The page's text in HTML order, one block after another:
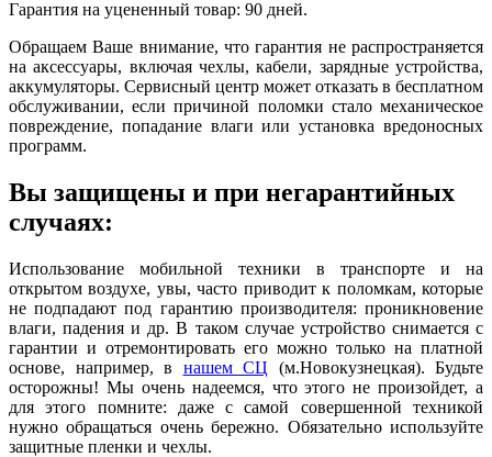
Гарантия на уцененный товар: 90 дней.
Обращаем Ваше внимание, что гарантия не распространяется
на аксессуары, включая чехлы, кабели, зарядные устройства,
аккумуляторы. Сервисный центр может отказать в бесплатном
обслуживании, если причиной поломки стало механическое
повреждение, попадание влаги или установка вредоносных
программ.
Вы защищены и при негарантийных
случаях:
Использование мобильной техники в транспорте и на
открытом воздухе, увы, часто приводит к поломкам, которые
не подпадают под гарантию производителя: проникновение
влаги, падения и др. В таком случае устройство снимается с
гарантии и отремонтировать его можно только на платной
основе, например, в нашем СЦ (м.Новокузнецкая). Будьте
осторожны! Мы очень надеемся, что этого не произойдет, а
для этого помните: даже с самой совершенной техникой
нужно обращаться очень бережно. Обязательно используйте
защитные пленки и чехлы.